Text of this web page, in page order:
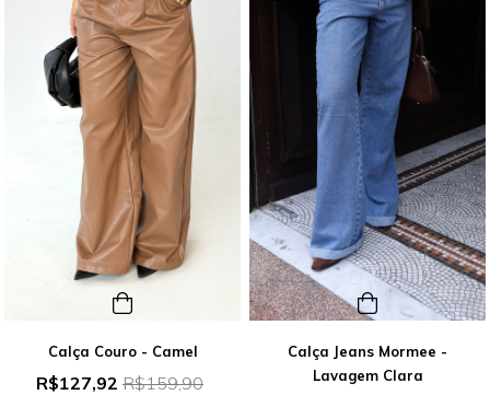
Calça Couro - Camel
R$127,92 R$159,90
Calça Jeans Mormee -
Lavagem Clara